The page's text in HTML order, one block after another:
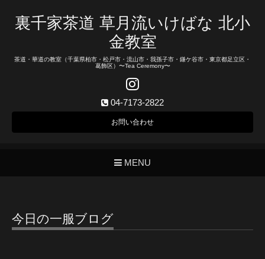
裏千家茶道 草月流いけばな 北小
金教室
茶道・華道の教室（千葉県柏市・松戸市・流山市・我孫子市・鎌ケ谷市・東京都足立区・
葛飾区）〜Tea Ceremony〜
04-7173-2822
お問い合わせ
MENU
今日の一服ブログ